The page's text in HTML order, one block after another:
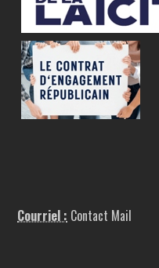
Courriel : Contact Mail